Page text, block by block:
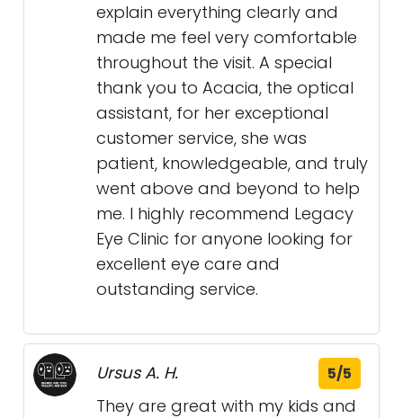
explain everything clearly and
made me feel very comfortable
throughout the visit. A special
thank you to Acacia, the optical
assistant, for her exceptional
customer service, she was
patient, knowledgeable, and truly
went above and beyond to help
me. I highly recommend Legacy
Eye Clinic for anyone looking for
excellent eye care and
outstanding service.
Ursus A. H. 5/5
They are great with my kids and